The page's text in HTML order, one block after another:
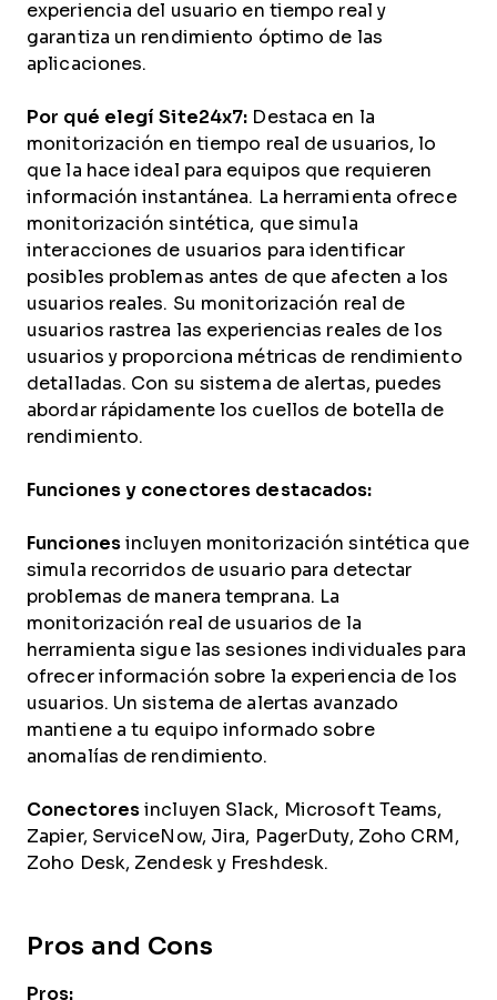
experiencia del usuario en tiempo real y
garantiza un rendimiento óptimo de las
aplicaciones.
Por qué elegí Site24x7: Destaca en la
monitorización en tiempo real de usuarios, lo
que la hace ideal para equipos que requieren
información instantánea. La herramienta ofrece
monitorización sintética, que simula
interacciones de usuarios para identificar
posibles problemas antes de que afecten a los
usuarios reales. Su monitorización real de
usuarios rastrea las experiencias reales de los
usuarios y proporciona métricas de rendimiento
detalladas. Con su sistema de alertas, puedes
abordar rápidamente los cuellos de botella de
rendimiento.
Funciones y conectores destacados:
Funcionesincluyen monitorización sintética que
simula recorridos de usuario para detectar
problemas de manera temprana. La
monitorización real de usuarios de la
herramienta sigue las sesiones individuales para
ofrecer información sobre la experiencia de los
usuarios. Un sistema de alertas avanzado
mantiene a tu equipo informado sobre
anomalías de rendimiento.
Conectores incluyen Slack, Microsoft Teams,
Zapier, ServiceNow, Jira, PagerDuty, Zoho CRM,
Zoho Desk, Zendesk y Freshdesk.
Pros and Cons
Pros: